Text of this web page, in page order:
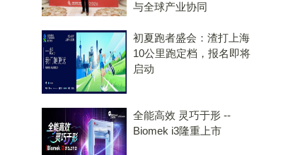
与全球产业协同
初夏跑者盛会：渣打上海
10公里跑定档，报名即将
启动
全能高效 灵巧于形 --
Biomek i3隆重上市